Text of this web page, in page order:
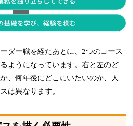
ダー職を経たあとに、2つのコース
ようになっています。右と左のど
、何年後にどこにいたいのか、人
は異なります。